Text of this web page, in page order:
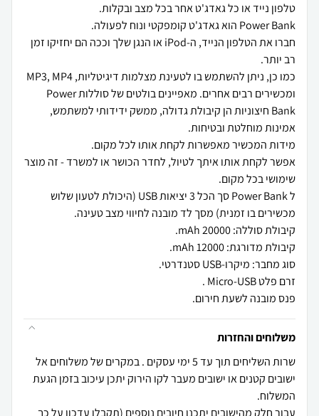
חברו את הטלפון הנייד, ה-iPod או הנגן שלך וככה הם יחזיקו זמן
כמו כן, ניתן להשתמש בו לטעינת מצלמות דיגיטליות, MP3, MP4
ומכשירים רבים אחרים. מאפיינים בולטים של סוללות Power
Bank חיצוניות הן קיבולת גדולה, ממשק ידידותי למשתמש,
אפשר לקחת אותו איתך לטיול, לחדר הכושר או למשרד - זה מוצר
ל Power Bank סך הכל 3 יציאות USB (היכולת לטעון שלוש
פנס מובנה לשעת חירום.
משלוחים והחזרות
שרות השליחים תוך עד 5 ימי עסקים . במקרים של משלוחים אל
ישובים קטנים או ישובים מעבר לקו הירוק יתכן עיכוב בזמן הגעת
עבור חלק מהישובים יתכנו חיובים נוספים (תקבלו עדכון על כך